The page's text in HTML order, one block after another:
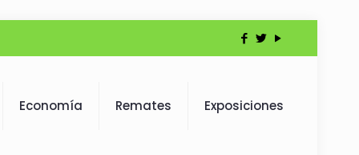
Economía Remates Exposiciones